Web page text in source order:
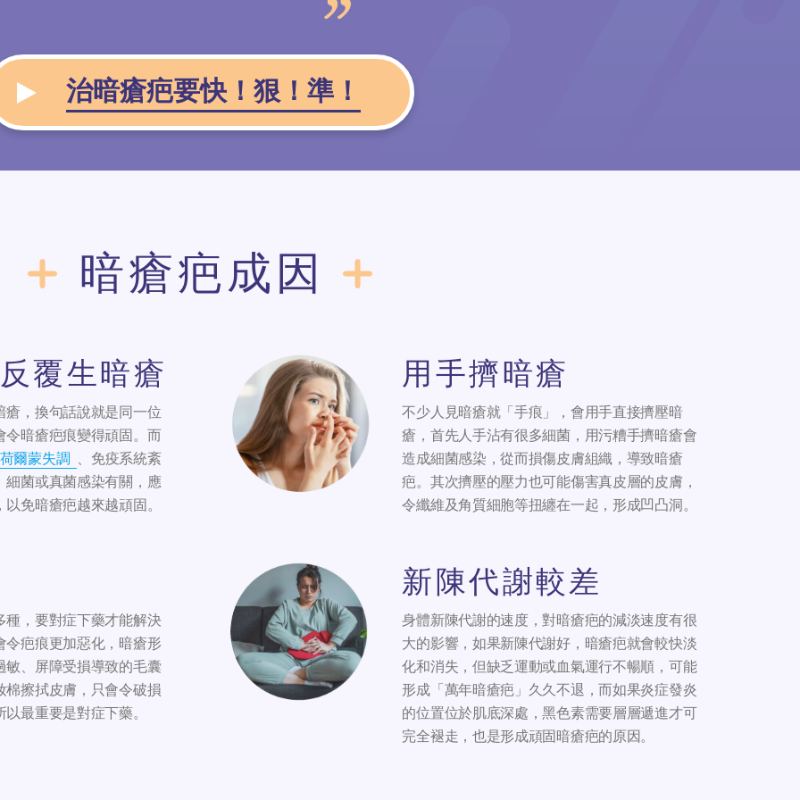
治暗瘡疤要快！狠！準！
暗瘡疤成因
覆生暗瘡
瘡，換句話說就是同一位
令暗瘡疤痕變得頑固。而
荷爾蒙失調
、免疫系統紊
細菌或真菌感染有關，應
免暗瘡疤越來越頑固。
用手擠暗瘡
不少人見暗瘡就「手痕」，會用手直接擠壓暗
瘡，首先人手沾有很多細菌，用污糟手擠暗瘡會
造成細菌感染，從而損傷皮膚組織，導致暗瘡
疤。其次擠壓的壓力也可能傷害真皮層的皮膚，
令纖維及角質細胞等扭纏在一起，形成凹凸洞。
種，要對症下藥才能解決
令疤痕更加惡化，暗瘡形
敏、屏障受損導致的毛囊
棉擦拭皮膚，只會令破損
最重要是對症下藥。
新陳代謝較差
身體新陳代謝的速度，對暗瘡疤的減淡速度有很
大的影響，如果新陳代謝好，暗瘡疤就會較快淡
化和消失，但缺乏運動或血氣運行不暢順，可能
形成「萬年暗瘡疤」久久不退，而如果炎症發炎
的位置位於肌底深處，黑色素需要層層遞進才可
完全褪走，也是形成頑固暗瘡疤的原因。